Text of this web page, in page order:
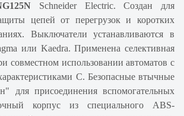
Schneider Electric. Создан для
цепей от перегрузок и коротких
Выключатели устанавливаются в
или Kaedra. Применена селективная
совместном использовании автоматов с
C. Безопасные втычные
для присоединения вспомогательных
корпус из специального ABS-